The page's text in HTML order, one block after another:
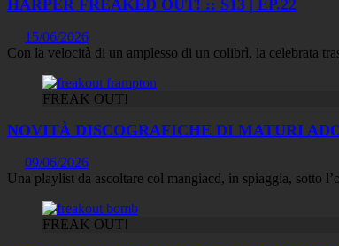
HARPER FREAKED OUT! :: S13 | EP.22
15/06/2026
Con la velocità di un amplesso di un colibrì, la celebrata
FREAK OUT!
NOVITÀ DISCOGRAFICHE DI MATURI
09/06/2026
Una playlist da ascoltare col mangiacd, in spiaggia, sotto
FREAK OUT!